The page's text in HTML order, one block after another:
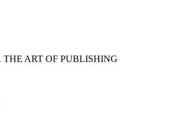
THE ART OF PUBLISHING